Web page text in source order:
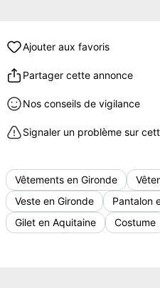
Ajouter aux favoris
Partager cette annonce
Nos conseils de vigilance
Signaler un problème sur
Vêtements en Gironde
Veste en Gironde
Pantalon
Gilet en Aquitaine
Costume